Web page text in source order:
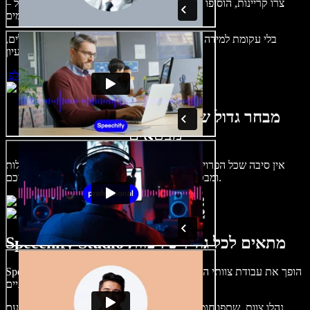
צרו קריינות, הוסיפו תמונות ללא זכויות, אודיו, סרטונים ושיבוט קול –
בלי עקומת למידה – הכול זמין בדפדפן. יוצרי תוכן כבר לא מוגבלים,
התחילו ליצור באולפן
מבחר גדול של קולות נשים וגברים במגוון
מבטאים
אין סיבה שכל הפרויקטים יישמעו אותו דבר. בחרו מתוך מאות קולות
ומבטאים של בינה מלאכותית והתאימו אותם אליכם.
Speechify Studio מתאים לכל גודל של צוות
Speechify Studio הופך את עבודת צוותי הקריאייטיב לפשוטה בכל גודל.
מעסק בודד ועד צוותים ארגוניים.